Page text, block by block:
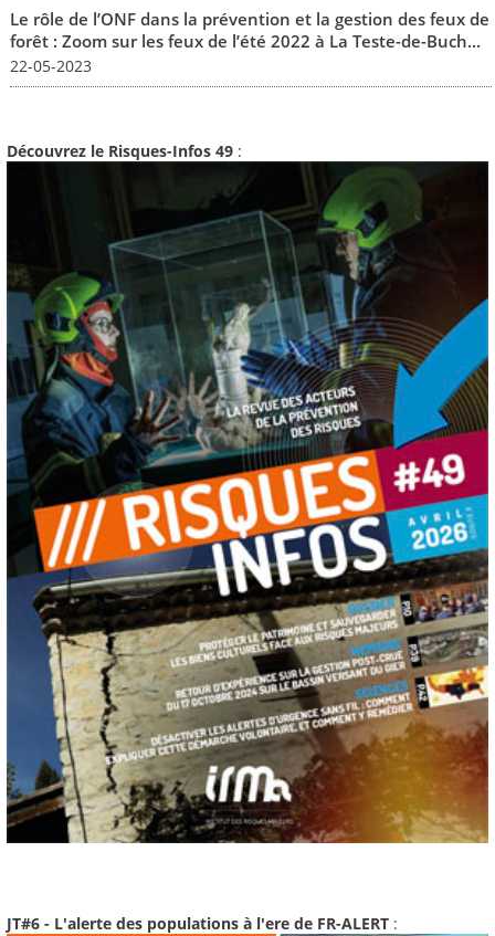
Le rôle de l’ONF dans la prévention et la gestion des feux de
forêt : Zoom sur les feux de l’été 2022 à La Teste-de-Buch...
22-05-2023
Découvrez le Risques-Infos 49 :
JT#6 - L'alerte des populations à l'ere de FR-ALERT :